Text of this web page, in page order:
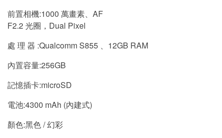
前置相機:1000 萬畫素、AF
F2.2 光圈，Dual Pixel
處 理 器 :Qualcomm S855 、12GB RAM
內置容量:256GB
記憶插卡:microSD
電池:4300 mAh (內建式)
顏色:黑色 / 幻彩